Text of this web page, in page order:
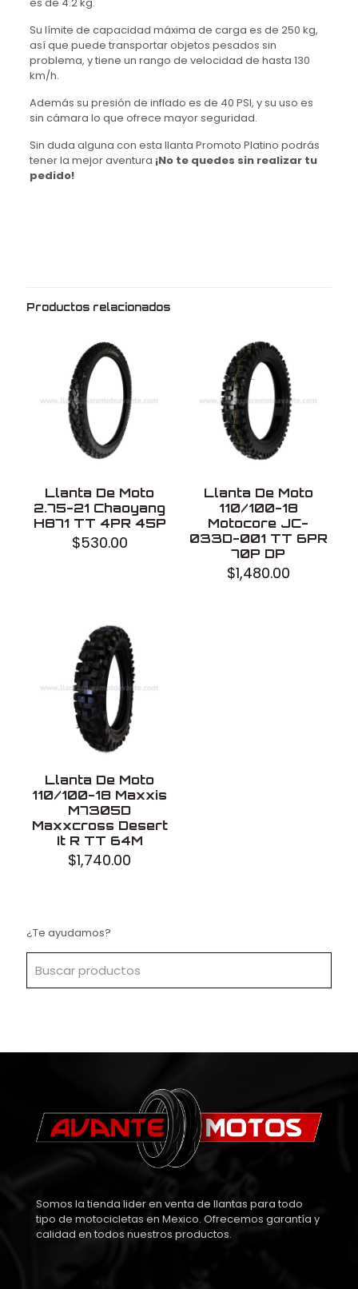
Su límite de capacidad máxima de carga es de 250 kg,
así que puede transportar objetos pesados sin
problema, y tiene un rango de velocidad de hasta 130
km/h.
Además su presión de inflado es de 40 PSI, y su uso es
sin cámara lo que ofrece mayor seguridad.
Sin duda alguna con esta llanta Promoto Platino podrás
tener la mejor aventura ¡No te quedes sin realizar tu
pedido!
Rin
Sin cámara
Fabricado en
Productos relacionados
Llanta De Moto
2.75-21 Chaoyang
H871 TT 4PR 45P
$530.00
Llanta De Moto
110/100-18
Motocore JC-
033D-001 TT 6PR
70P DP
$1,480.00
Llanta De Moto
110/100-18 Maxxis
M7305D
Maxxcross Desert
It R TT 64M
$1,740.00
¿Te ayudamos?
Somos la tienda lider en venta de llantas para todo
tipo de motocicletas en Mexico. Ofrecemos garantía y
calidad en todos nuestros productos.